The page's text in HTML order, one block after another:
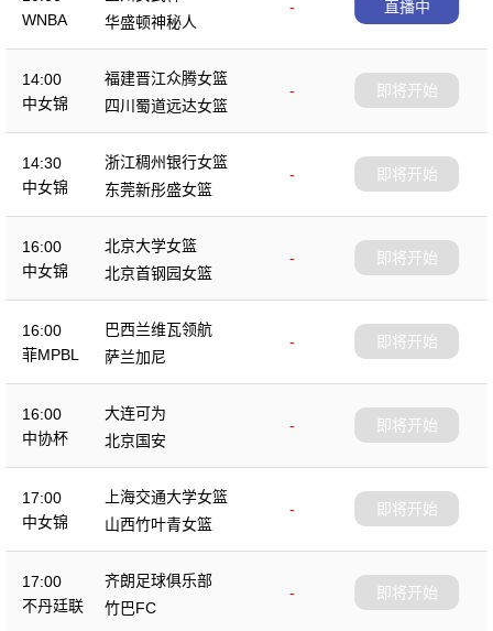
WNBA
-
华盛顿神秘人
直播中
14:00
中女锦
福建晋江众腾女篮
-
四川蜀道远达女篮
即将开始
14:30
中女锦
浙江稠州银行女篮
-
东莞新彤盛女篮
即将开始
16:00
中女锦
北京大学女篮
-
北京首钢园女篮
即将开始
16:00
菲MPBL
巴西兰维瓦领航
-
萨兰加尼
即将开始
16:00
中协杯
大连可为
-
北京国安
即将开始
17:00
中女锦
上海交通大学女篮
-
山西竹叶青女篮
即将开始
17:00
不丹廷联
齐朗足球俱乐部
-
竹巴FC
即将开始